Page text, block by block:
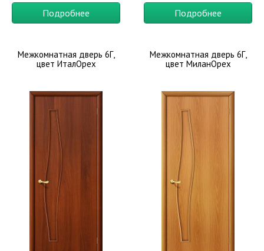
Подробнее Подробнее
Межкомнатная дверь 6Г,
цвет ИталОрех
Межкомнатная дверь 6Г,
цвет МиланОрех